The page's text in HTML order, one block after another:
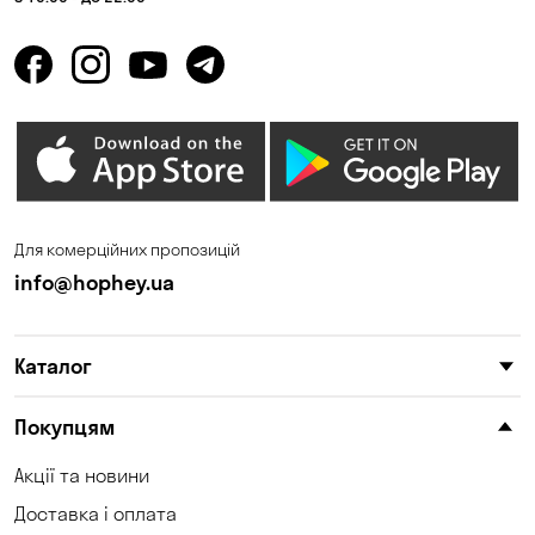
Для комерційних пропозицій
info@hophey.ua
Каталог
Покупцям
Акції та новини
Доставка і оплата